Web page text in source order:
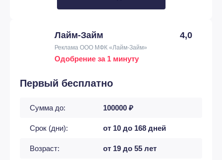
Лайм-Займ 4,0
Реклама ООО МФК «Лайм-Займ»
Одобрение за 1 минуту
Первый бесплатно
Сумма до: 100000 ₽
Срок (дни): от 10 до 168 дней
Возраст: от 19 до 55 лет